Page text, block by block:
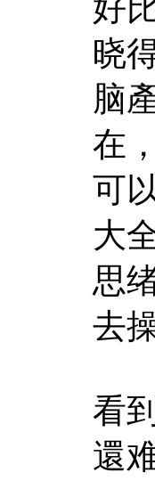
好
晓
脑
在
可
大
思
去
看
還